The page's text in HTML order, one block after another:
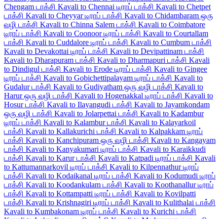
Chengam டாக்சி Kavali to Chennai டிராப் டாக்சி Kavali to Chetpet
டாக்சி Kavali to Cheyyar டிராப் டாக்சி Kavali to Chidambaram ஒரு
வழி டாக்சி Kavali to Chinna Salem டாக்சி Kavali to Coimbatore
டிராப் டாக்சி Kavali to Coonoor டிராப் டாக்சி Kavali to Courtallam
டாக்சி Kavali to Cuddalore டிராப் டாக்சி Kavali to Cumbum டாக்சி
Kavali to Devakottai டிராப் டாக்சி Kavali to Devipattinam டாக்சி
Kavali to Dharapuram டாக்சி Kavali to Dharmapuri டாக்சி Kavali
to Dindigul டாக்சி Kavali to Erode டிராப் டாக்சி Kavali to Gingee
டிராப் டாக்சி Kavali to Gobichettipalayam டிராப் டாக்சி Kavali to
Gudalur டாக்சி Kavali to Gudiyatham ஒரு வழி டாக்சி Kavali to
Harur ஒரு வழி டாக்சி Kavali to Hogenakkal டிராப் டாக்சி Kavali to
Hosur டாக்சி Kavali to Ilayangudi டாக்சி Kavali to Jayamkondam
ஒரு வழி டாக்சி Kavali to Jolarpettai டாக்சி Kavali to Kadambur
டிராப் டாக்சி Kavali to Kalambur டாக்சி Kavali to Kalayarkoil
டாக்சி Kavali to Kallakurichi டாக்சி Kavali to Kalpakkam டிராப்
டாக்சி Kavali to Kanchipuram ஒரு வழி டாக்சி Kavali to Kangayam
டாக்சி Kavali to Kanyakumari டிராப் டாக்சி Kavali to Karaikkudi
டாக்சி Kavali to Karur டாக்சி Kavali to Katpadi டிராப் டாக்சி Kavali
to Kattumannarkovil டிராப் டாக்சி Kavali to Kilpennathur டிராப்
டாக்சி Kavali to Kodaikanal டிராப் டாக்சி Kavali to Kodumudi டிராப்
டாக்சி Kavali to Koodankulam டாக்சி Kavali to Koothanallur டிராப்
டாக்சி Kavali to Kottampatti டிராப் டாக்சி Kavali to Kovilpatti
டாக்சி Kavali to Krishnagiri டிராப் டாக்சி Kavali to Kulithalai டாக்சி
Kavali to Kumbakonam டிராப் டாக்சி Kavali to Kurichi டாக்சி